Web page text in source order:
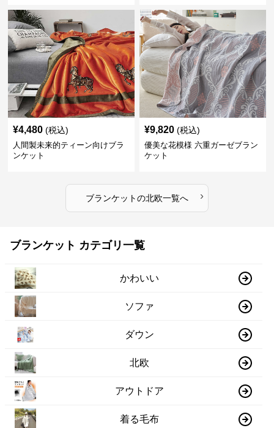
¥4,480 (税込)
人間製未来的ティーン向けブラ
ンケット
¥9,820 (税込)
優美な花模様 六重ガーゼブラン
ケット
ブランケットの北欧一覧へ ›
ブランケット カテゴリ一覧
かわいい
ソファ
ダウン
北欧
アウトドア
着る毛布